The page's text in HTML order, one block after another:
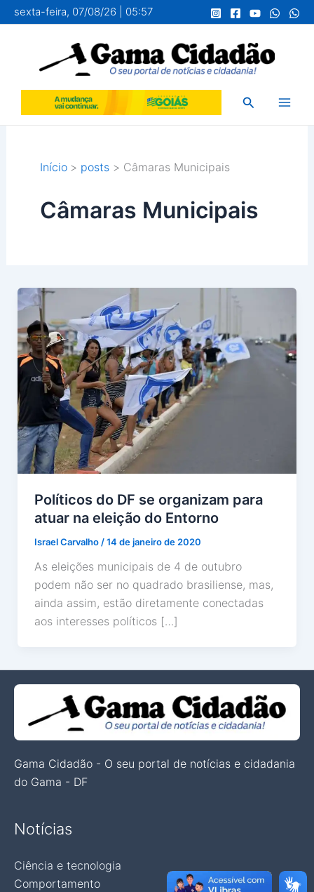
para
conteúdo
sexta-feira, 07/08/26 | 05:57
Pesquisar
Início posts Câmaras Municipais
Câmaras Municipais
Políticos do DF se organizam para
atuar na eleição do Entorno
Israel Carvalho /14 de janeiro de 2020
As eleições municipais de 4 de outubro
podem não ser no quadrado brasiliense, mas,
ainda assim, estão diretamente conectadas
aos interesses políticos […]
Gama Cidadão - O seu portal de notícias e cidadania
do Gama - DF
Notícias
Ciência e tecnologia
Comportamento